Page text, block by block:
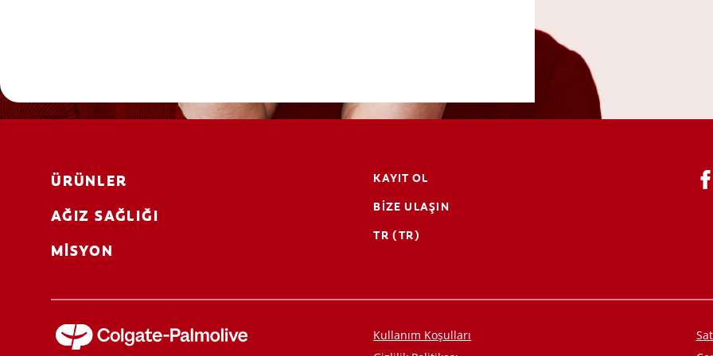
ÜRÜNLER
AĞIZ SAĞLIĞI
MISYON
KAYIT OL
BIZE ULAŞIN
TR (TR)
Kullanım Koşulları